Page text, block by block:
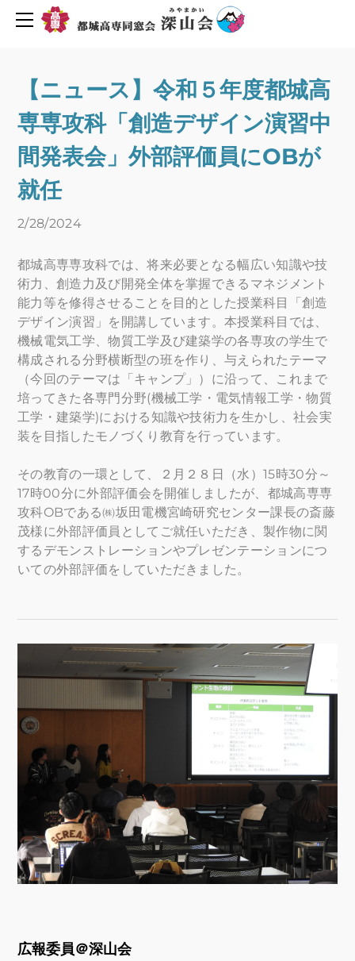
【ニュース】令和５年度都城高
専専攻科「創造デザイン演習中
間発表会」外部評価員にOBが
就任
2/28/2024
都城高専専攻科では、将来必要となる幅広い知識や技
術力、創造力及び開発全体を掌握できるマネジメント
能力等を修得させることを目的とした授業科目「創造
デザイン演習」を開講しています。本授業科目では、
機械電気工学、物質工学及び建築学の各専攻の学生で
構成される分野横断型の班を作り、与えられたテーマ
（今回のテーマは「キャンプ」）に沿って、これまで
培ってきた各専門分野(機械工学・電気情報工学・物質
工学・建築学)における知識や技術力を生かし、社会実
装を目指したモノづくり教育を行っています。
その教育の一環として、２月２８日（水）15時30分～
17時00分に外部評価会を開催しましたが、都城高専専
攻科OBである㈱坂田電機宮崎研究センター課長の斎藤
茂様に外部評価員としてご就任いただき、製作物に関
するデモンストレーションやプレゼンテーションにつ
いての外部評価をしていただきました。
広報委員＠深山会
同窓会について
会則
組織図
役員名簿
メーリングリスト登録
H30年度行事予定
H29年度行事予定
新着情報
活動予定
Uターン転職情報
地元企業求人情報
人材バンク登録
お問い合わせ